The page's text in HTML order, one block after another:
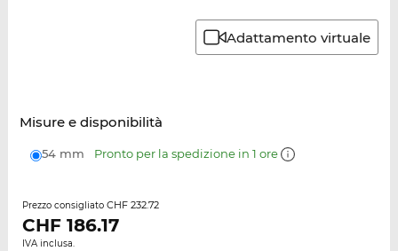
Adattamento virtuale
Misure e disponibilità
54 mm Pronto per la spedizione in 1 ore
Prezzo consigliato CHF 232.72
CHF 186.17
IVA inclusa.